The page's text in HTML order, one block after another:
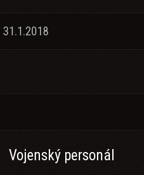
Vojenský personál